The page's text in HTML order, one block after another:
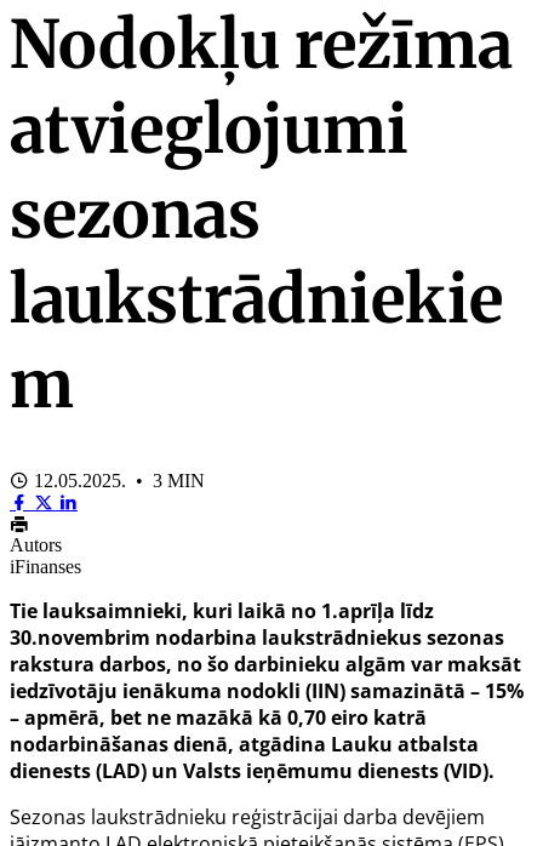
Nodokļu režīma
atvieglojumi
sezonas
laukstrādniekie
m
12.05.2025. • 3 MIN
Autors
iFinanses
Tie lauksaimnieki, kuri laikā no 1.aprīļa līdz
30.novembrim nodarbina laukstrādniekus sezonas
rakstura darbos, no šo darbinieku algām var maksāt
iedzīvotāju ienākuma nodokli (IIN) samazinātā – 15%
– apmērā, bet ne mazākā kā 0,70 eiro katrā
nodarbināšanas dienā, atgādina Lauku atbalsta
dienests (LAD) un Valsts ieņēmumu dienests (VID).
Sezonas laukstrādnieku reģistrācijai darba devējiem